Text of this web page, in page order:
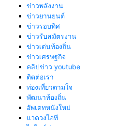
ข่าวพลังงาน
ข่าวยานยนต์
ข่าวรอบทิศ
ข่าวรับสมัตรงาน
ข่าวเด่นท้องถิ่น
ข่าวเศรษฐกิจ
คลิปข่าว youtube
ติดต่อเรา
ท่องเที่ยวตามใจ
พัฒนาท้องถิ่น
อัพเดทหนังใหม่
แวดวงไอที